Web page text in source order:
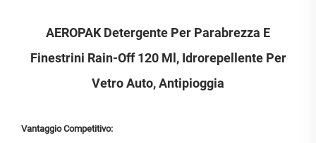
AEROPAK Detergente Per Parabrezza E
Finestrini Rain-Off 120 Ml, Idrorepellente Per
Vetro Auto, Antipioggia
Vantaggio Competitivo: